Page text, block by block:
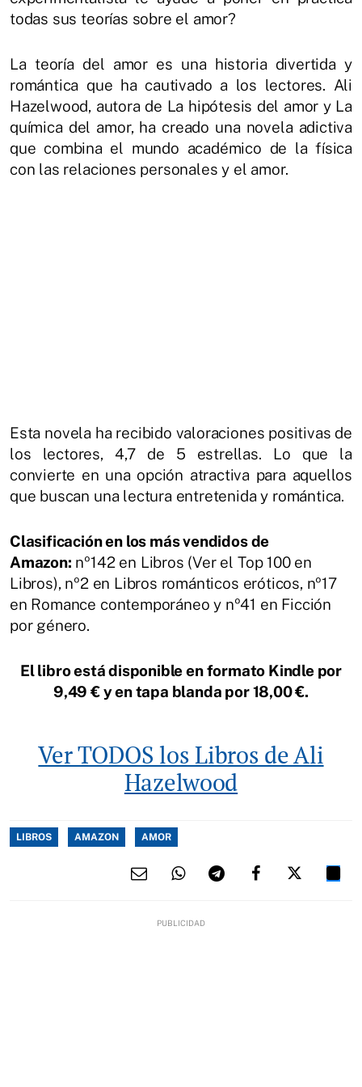
todas sus teorías sobre el amor?
La teoría del amor es una historia divertida y
romántica que ha cautivado a los lectores. Ali
Hazelwood, autora de La hipótesis del amor y La
química del amor, ha creado una novela adictiva
que combina el mundo académico de la física
con las relaciones personales y el amor.
Esta novela ha recibido valoraciones positivas de
los lectores, 4,7 de 5 estrellas. Lo que la
convierte en una opción atractiva para aquellos
que buscan una lectura entretenida y romántica.
Clasificación en los más vendidos de
Amazon: nº142 en Libros (Ver el Top 100 en
Libros), nº2 en Libros románticos eróticos, nº17
en Romance contemporáneo y nº41 en Ficción
por género.
El libro está disponible en formato Kindle por
9,49 € y en tapa blanda por 18,00 €.
Ver TODOS los Libros de Ali
Hazelwood
LIBROS AMAZON AMOR